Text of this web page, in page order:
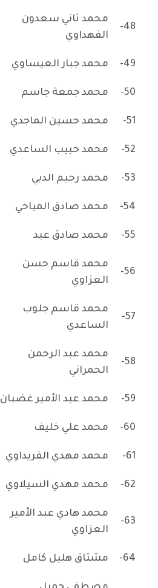
48-
محمد ثاني سعدون
الفهداوي
49- محمد جبار العيساوي
50- محمد جمعة جاسم
51- محمد حسين الماجدي
52- محمد حبيب الساعدي
53- محمد رحيم الدبي
54- محمد صادق المياحي
55- محمد صادق عبد
56-
محمد قاسم حسن
العزاوي
57-
محمد قاسم جلوب
الساعدي
58-
محمد عبد الرحمن
الحمراني
59- محمد عبد الأمير غضبان
60- محمد علي خليف
61- محمد مهدي الفريداوي
62- محمد مهدي السيلاوي
63-
محمد هادي عبد الأمير
العزاوي
64- مشتاق هليل كامل